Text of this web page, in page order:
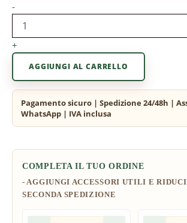
-
+
AGGIUNGI AL CARRELLO
COMPLETA IL TUO ORDINE